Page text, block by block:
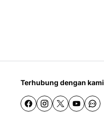
Terhubung dengan kami